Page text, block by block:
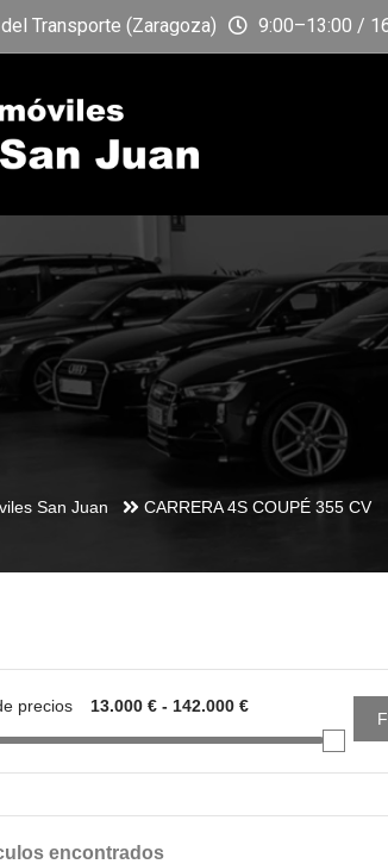
Transporte (Zaragoza) 9:00–13:00 /
San Juan CARRERA 4S COUPÉ 355 CV
precios
encontrados